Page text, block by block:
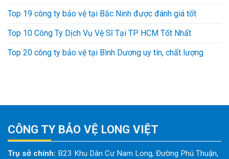
Top 19 công ty bảo vệ tại Bắc Ninh được đánh giá tốt
Top 10 Công Ty Dịch Vụ Vệ Sĩ Tại TP HCM Tốt Nhất
Top 20 công ty bảo vệ tại Bình Dương uy tín, chất lượng
CÔNG TY BẢO VỆ LONG VIỆT
Trụ sở chính: B23 Khu Dân Cư Nam Long, Đường Phú Thuận,